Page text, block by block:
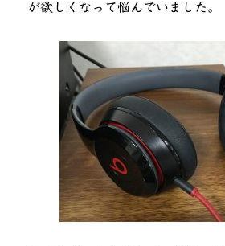
が欲しくなって悩んでいました。